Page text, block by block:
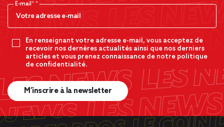
E-mail*
En renseignant votre adresse e-mail, vous acceptez de
recevoir nos dernères actualités ainsi que nos derniers
articles et vous prenez connaissance de notre politique
de confidentialité.
M’inscrire à la newsletter